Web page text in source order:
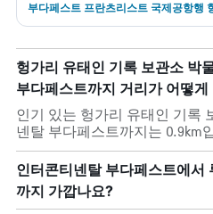
부다페스트 프란츠리스트 국제공항행
헝가리 유태인 기록 보관소 박
부다페스트까지 거리가 어떻게
인기 있는 헝가리 유태인 기록
넨탈 부다페스트까지는 0.9km
인터콘티넨탈 부다페스트에서
까지 가깝나요?